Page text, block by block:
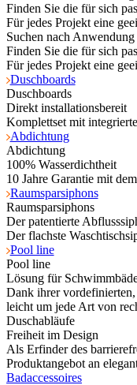
Finden Sie die für sich
Für jedes Projekt eine
Suchen nach Anwendung
Finden Sie die für sich
Für jedes Projekt eine
Duschboards
Duschboards
Direkt installationsbereit
Komplettset mit
Abdichtung
Abdichtung
100% Wasserdichtheit
10 Jahre Garantie mit
Raumsparsiphons
Raumsparsiphons
Der patentierte
Der flachste
Pool line
Pool line
Lösung für
Dank ihrer vordefinierten,
leicht um jede Art von
Duschabläufe
Freiheit im Design
Als Erfinder des
Produktangebot an
Badaccessoires